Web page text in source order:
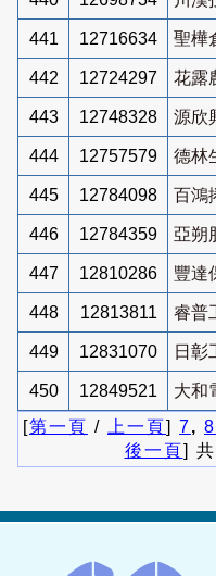
441 12716634 聖樺
442 12724297 花露
443 12748328 源欣
444 12757579 德林
445 12784098 百鴻
446 12784359 亞朔
447 12810286 豐達
448 12813811 睿普
449 12831070 日彰
450 12849521
大和
[第一頁 / 上一頁] 7, 8
後一頁]